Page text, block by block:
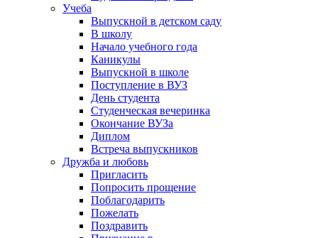
Учеба
Выпускной в детском саду
В школу
Начало учебного года
Каникулы
Выпускной в школе
Поступление в ВУЗ
День студента
Студенческая вечеринка
Окончание ВУЗа
Диплом
Встреча выпускников
Дружба и любовь
Пригласить
Попросить прощение
Поблагодарить
Пожелать
Поздравить